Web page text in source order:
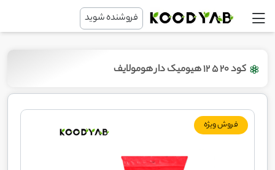
فروشنده شوید
کود 20 5 12 هیومیک دار هومولایف
فروش ویژه